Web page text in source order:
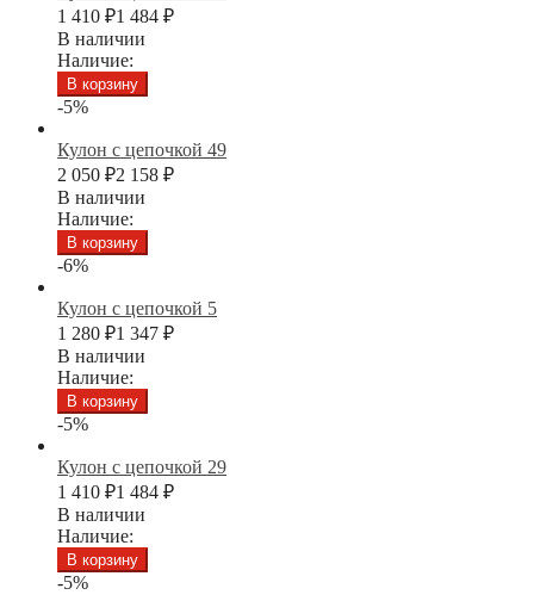
1 410 ₽1 484 ₽
В наличии
Наличие:
В корзину
-5%
Кулон с цепочкой 49
2 050 ₽2 158 ₽
В наличии
Наличие:
В корзину
-6%
Кулон с цепочкой 5
1 280 ₽1 347 ₽
В наличии
Наличие:
В корзину
-5%
Кулон с цепочкой 29
1 410 ₽1 484 ₽
В наличии
Наличие:
В корзину
-5%